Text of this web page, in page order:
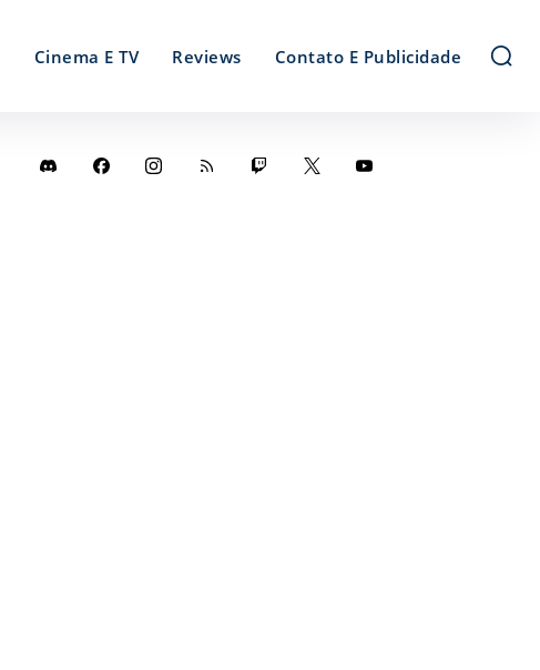
Cinema E TV Reviews Contato E Publicidade